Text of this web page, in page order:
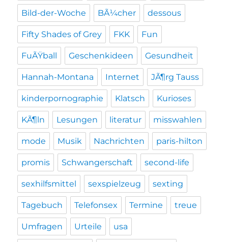
Bild-der-Woche BÃ¼cher dessous
Fifty Shades of Grey FKK Fun
FuÃŸball Geschenkideen Gesundheit
Hannah-Montana Internet JÃ¶rg Tauss
kinderpornographie Klatsch Kurioses
KÃ¶ln Lesungen literatur misswahlen
mode Musik Nachrichten paris-hilton
promis Schwangerschaft second-life
sexhilfsmittel sexspielzeug sexting
Tagebuch Telefonsex Termine treue
Umfragen Urteile usa